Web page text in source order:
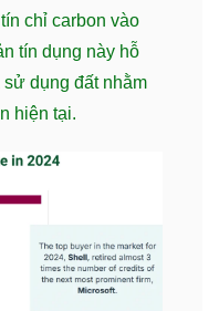
chỉ carbon vào
tín dụng này hỗ
dụng đất nhằm
hiện tại.